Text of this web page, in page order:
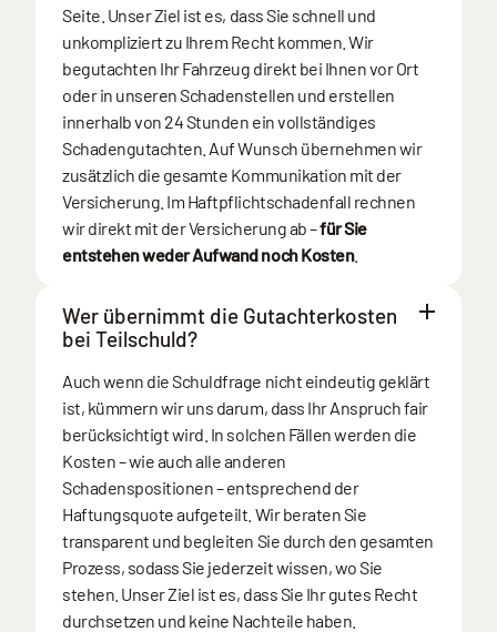
Seite. Unser Ziel ist es, dass Sie schnell und
unkompliziert zu Ihrem Recht kommen. Wir
begutachten Ihr Fahrzeug direkt bei Ihnen vor Ort
oder in unseren Schadenstellen und erstellen
innerhalb von 24 Stunden ein vollständiges
Schadengutachten. Auf Wunsch übernehmen wir
zusätzlich die gesamte Kommunikation mit der
Versicherung. Im Haftpflichtschadenfall rechnen
wir direkt mit der Versicherung ab –für Sie
entstehen weder Aufwand noch Kosten.
Wer übernimmt die Gutachterkosten
bei Teilschuld?
Auch wenn die Schuldfrage nicht eindeutig geklärt
ist, kümmern wir uns darum, dass Ihr Anspruch fair
berücksichtigt wird. In solchen Fällen werden die
Kosten – wie auch alle anderen
Schadenspositionen – entsprechend der
Haftungsquote aufgeteilt. Wir beraten Sie
transparent und begleiten Sie durch den gesamten
Prozess, sodass Sie jederzeit wissen, wo Sie
stehen. Unser Ziel ist es, dass Sie Ihr gutes Recht
durchsetzen und keine Nachteile haben.